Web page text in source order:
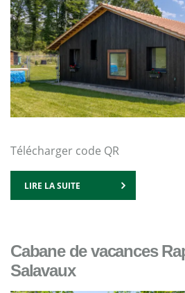
Télécharger code QR
LIRE LA SUITE
Cabane de vacances
Salavaux